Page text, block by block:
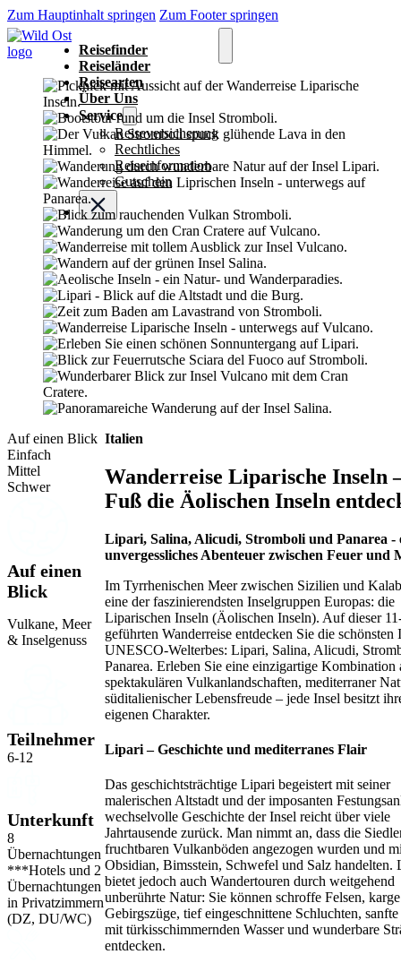
Zum Hauptinhalt springen Zum Footer springen
Reisefinder
Reiseländer
Reisearten
Über Uns
Service
Reiseversicherung
Rechtliches
Reiseinformation
Gutschein
Auf einen Blick
Einfach
Mittel
Schwer
Auf einen
Blick
Vulkane, Meer
& Inselgenuss
Teilnehmer
6-12
Unterkunft
8
Übernachtungen
***Hotels und 2
Übernachtungen
in Privatzimmern
(DZ, DU/WC)
Italien
Wanderreise Liparische Inseln
Fuß die Äolischen Inseln
Lipari, Salina, Alicudi, Stromboli und Panarea -
unvergessliches Abenteuer zwischen Feuer und
Im Tyrrhenischen Meer zwischen Sizilien und
eine der faszinierendsten Inselgruppen Europas: die
Liparischen Inseln (Äolischen Inseln). Auf dieser
geführten Wanderreise entdecken Sie die schönsten
UNESCO-Welterbes: Lipari, Salina, Alicudi,
Panarea. Erleben Sie eine einzigartige Kombination
spektakulären Vulkanlandschaften, mediterraner
süditalienischer Lebensfreude – jede Insel besitzt
eigenen Charakter.
Lipari – Geschichte und mediterranes Flair
Das geschichtsträchtige Lipari begeistert mit seiner
malerischen Altstadt und der imposanten
wechselvolle Geschichte der Insel reicht über viele
Jahrtausende zurück. Man nimmt an, dass die
fruchtbaren Vulkanböden angezogen wurden und
Obsidian, Bimsstein, Schwefel und Salz handelten.
bietet jedoch auch Wandertouren durch weitgehend
unberührte Natur: Sie können schroffe Felsen, karge
Gebirgszüge, tief eingeschnittene Schluchten,
mit türkisschimmernden Wasser und wunderbare
entdecken.